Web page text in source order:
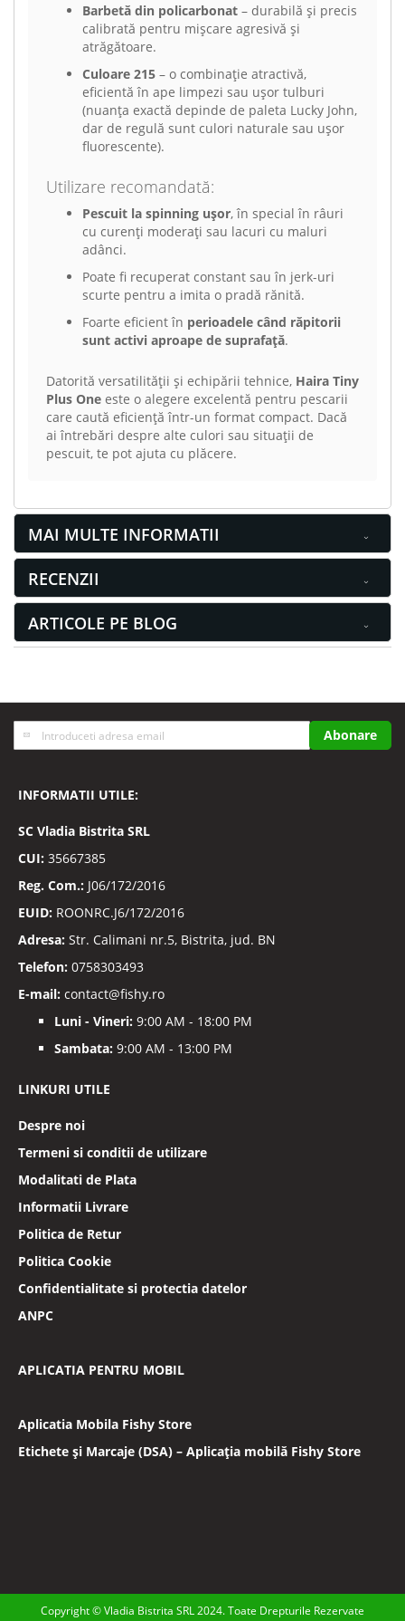
Barbetă din policarbonat – durabilă și precis
calibrată pentru mișcare agresivă și
atrăgătoare.
Culoare 215 – o combinație atractivă,
eficientă în ape limpezi sau ușor tulburi
(nuanța exactă depinde de paleta Lucky John,
dar de regulă sunt culori naturale sau ușor
fluorescente).
Utilizare recomandată:
Pescuit la spinning ușor, în special în râuri
cu curenți moderați sau lacuri cu maluri
adânci.
Poate fi recuperat constant sau în jerk-uri
scurte pentru a imita o pradă rănită.
Foarte eficient în perioadele când răpitorii
sunt activi aproape de suprafață.
Datorită versatilității și echipării tehnice, Haira Tiny
Plus One este o alegere excelentă pentru pescarii
care caută eficiență într-un format compact. Dacă
ai întrebări despre alte culori sau situații de
pescuit, te pot ajuta cu plăcere.
MAI MULTE INFORMATII
RECENZII
ARTICOLE PE BLOG
Inscrieti-
va
noastre
Abonare
INFORMATII UTILE:
SC Vladia Bistrita SRL
CUI: 35667385
Reg. Com.: J06/172/2016
EUID: ROONRC.J6/172/2016
Adresa: Str. Calimani nr.5, Bistrita, jud. BN
Telefon: 0758303493
E-mail: contact@fishy.ro
Luni - Vineri: 9:00 AM - 18:00 PM
Sambata: 9:00 AM - 13:00 PM
LINKURI UTILE
Despre noi
Termeni si conditii de utilizare
Modalitati de Plata
Informatii Livrare
Politica de Retur
Politica Cookie
Confidentialitate si protectia datelor
ANPC
APLICATIA PENTRU MOBIL
Aplicatia Mobila Fishy Store
Etichete și Marcaje (DSA) – Aplicația mobilă Fishy Store
Copyright © Vladia Bistrita SRL 2024. Toate Drepturile Rezervate